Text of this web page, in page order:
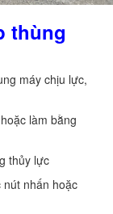
thùng
máy chịu lực,
làm bằng
thủy lực
nhấn hoặc